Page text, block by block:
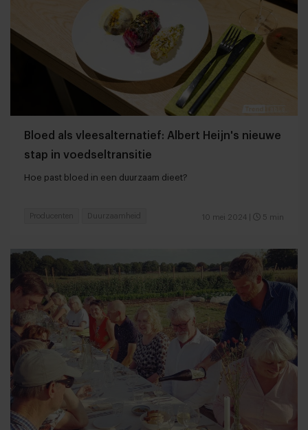
Bloed als vleesalternatief: Albert Heijn's nieuwe
stap in voedseltransitie
Hoe past bloed in een duurzaam dieet?
10 mei 2024 5 min
Producenten Duurzaamheid